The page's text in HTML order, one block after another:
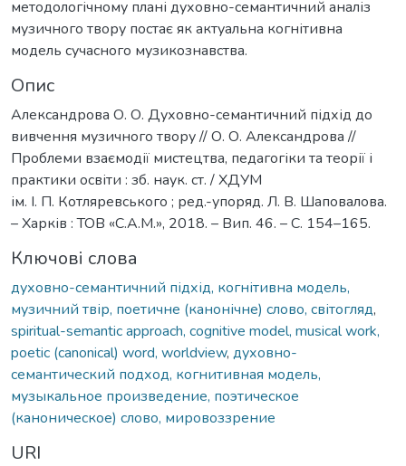
методологічному плані духовно-семантичний аналіз
музичного твору постає як актуальна когнітивна
модель сучасного музикознавства.
Опис
Александрова О. О. Духовно-семантичний підхід до
вивчення музичного твору // О. О. Александрова //
Проблеми взаємодії мистецтва, педагогіки та теорії і
практики освіти : зб. наук. ст. / ХДУМ
ім. І. П. Котляревського ; ред.-упоряд. Л. В. Шаповалова.
– Харків : ТОВ «С.А.М.», 2018. – Вип. 46. – С. 154–165.
Ключові слова
духовно-семантичний підхід, когнітивна модель,
музичний твір, поетичне (канонічне) слово, світогляд,
spiritual-semantic approach, cognitive model, musical work,
poetic (canonical) word, worldview, духовно-
семантический подход, когнитивная модель,
музыкальное произведение, поэтическое
(каноническое) слово, мировоззрение
URI